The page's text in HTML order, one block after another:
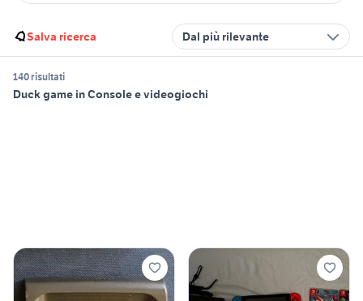
Salva ricerca Dal più rilevante
140 risultati
Duck game in Console e videogiochi